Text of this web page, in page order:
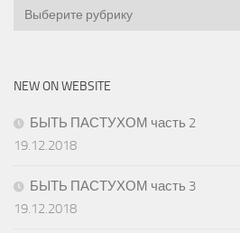
Categories
NEW ON WEBSITE
БЫТЬ ПАСТУХОМ часть 2
19.12.2018
БЫТЬ ПАСТУХОМ часть 3
19.12.2018